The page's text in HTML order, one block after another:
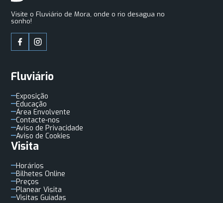
Visite o Fluviário de Mora, onde o rio desagua no
sonho!
Fluviário
Exposição
Educação
Área Envolvente
Contacte-nos
Aviso de Privacidade
Aviso de Cookies
Visita
Horários
Bilhetes Online
Preços
Planear Visita
Visitas Guiadas